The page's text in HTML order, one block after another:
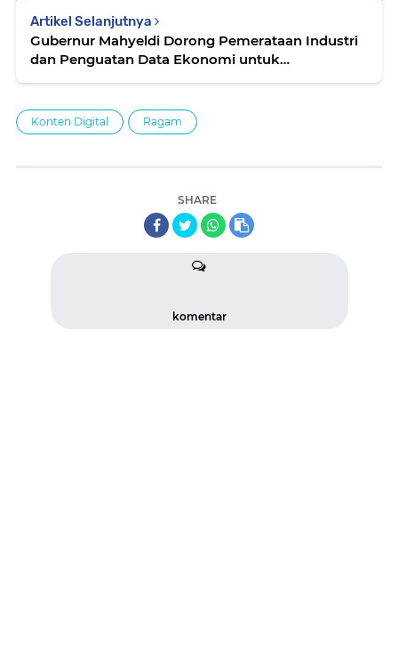
Artikel Selanjutnya
Gubernur Mahyeldi Dorong Pemerataan Industri
dan Penguatan Data Ekonomi untuk
Konten Digital Ragam
SHARE
komentar